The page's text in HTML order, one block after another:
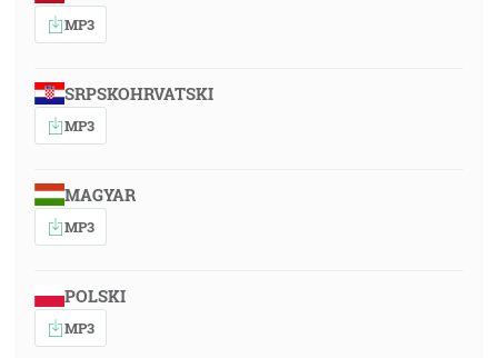
MP3
SRPSKOHRVATSKI
MP3
MAGYAR
MP3
POLSKI
MP3